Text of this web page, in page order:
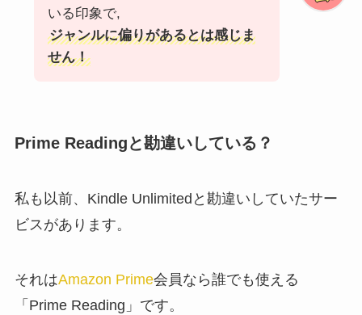
いる印象で,
ジャンルに偏りがあるとは感じま
せん！
Prime Readingと勘違いしている？
私も以前、Kindle Unlimitedと勘違いしていたサー
ビスがあります。
それはAmazon Prime会員なら誰でも使える
「Prime Reading」です。